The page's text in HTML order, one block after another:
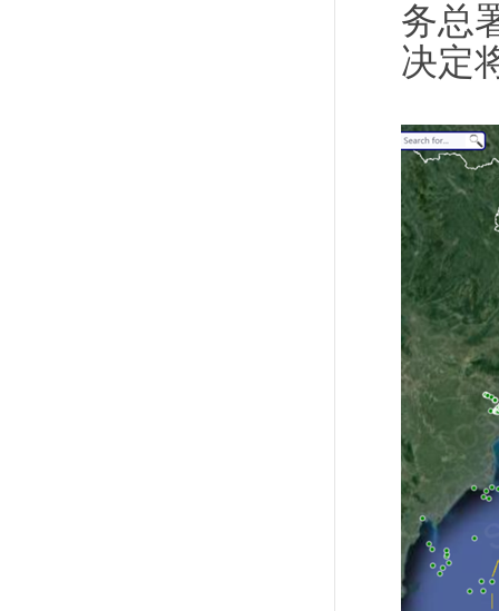
务总
决定